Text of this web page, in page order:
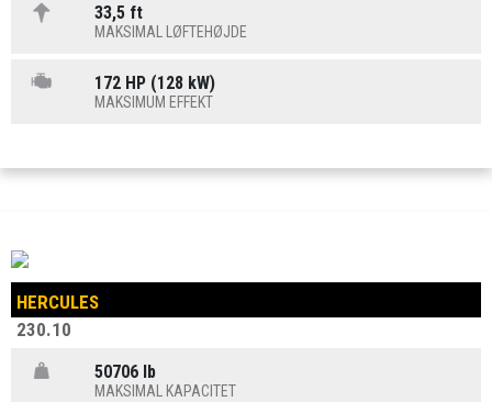
33,5 ft
MAKSIMAL LØFTEHØJDE
172 HP (128 kW)
MAKSIMUM EFFEKT
HERCULES
230.10
50706 lb
MAKSIMAL KAPACITET